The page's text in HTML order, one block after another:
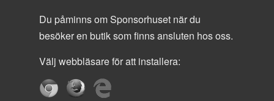
Du påminns om Sponsorhuset när du
besöker en butik som finns ansluten hos oss.
Välj webbläsare för att installera: